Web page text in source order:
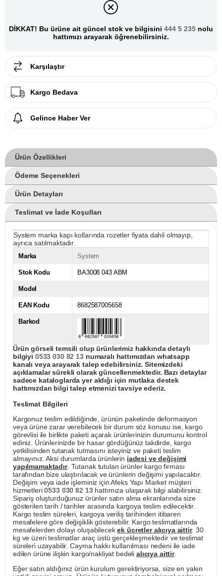
DİKKAT! Bu ürüne ait güncel stok ve bilgisini 444 5 235 nolu
hattımızı arayarak öğrenebilirsiniz.
Karşılaştır
Kargo Bedava
Gelince Haber Ver
Ürün Özellikleri
Ödeme Seçenekleri
Ürün Detayları
Teslimat ve İade Koşulları
System marka kapı kollarında rozetler fiyata dahil olmayıp,
ayrıca satılmaktadır.
Marka System
Stok Kodu BA3008 043 ABM
Model
EAN Kodu 8682587005658
Barkod
Ürün görseli temsili olup ürünlerimiz hakkında detaylı
bilgiyi 0533 030 82 13numaralı hattımızdan whatsapp
kanalı veya arayarak talep edebilirsiniz. Sitemizdeki
açıklamalar sürekli olarak güncellenmektedir. Bazı detaylar
sadece kataloglarda yer aldığı için mutlaka destek
hattımızdan bilgi talep etmenizi tavsiye ederiz.
Teslimat Bilgileri
Kargonuz teslim edildiğinde, ürünün paketinde deformasyon
veya ürüne zarar verebilecek bir durum söz konusu ise, kargo
görevlisi ile birlikte paketi açarak ürünlerinizin durumunu kontrol
ediniz. Ürünlerinizde bir hasar gördüğünüz takdirde, kargo
yetkilisinden tutanak tutmasını isteyiniz ve paketi teslim
almayınız. Aksi durumlarda ürünlerin iadesi ve değişimi
yapılmamaktadır. Tutanak tutulan ürünler kargo firması
tarafından bize ulaştırılacak ve ürünlerin değişimi yapılacaktır.
Değişim veya iade işleminiz için Afeks Yapı Market müşteri
hizmetleri0533 030 82 13hattımıza ulaşarak bilgi alabilirsiniz.
Sipariş oluşturduğunuz ürünler satın alma ekranlarında size
gösterilen tarih / tarihler arasında kargoya teslim edilecektir.
Kargo teslim süreleri, kargoya veriliş tarihinden itibaren
mesafelere göre değişiklik gösterebilir. Kargo teslimatlarında
mesafelerden dolayı oluşabilecekek ücretler alıcıya aittir. 30
kg ve üzeri teslimatlar araç üstü gerçekleşmektedir ve teslimat
süreleri uzayabilir. Cayma hakkı kullanılması nedeni ile iade
edilen ürüne ilişkin kargo/nakliyat bedeli alıcıya aittir.
Eğer satın aldığınız ürün kurulum gerektiriyorsa, size en yakın